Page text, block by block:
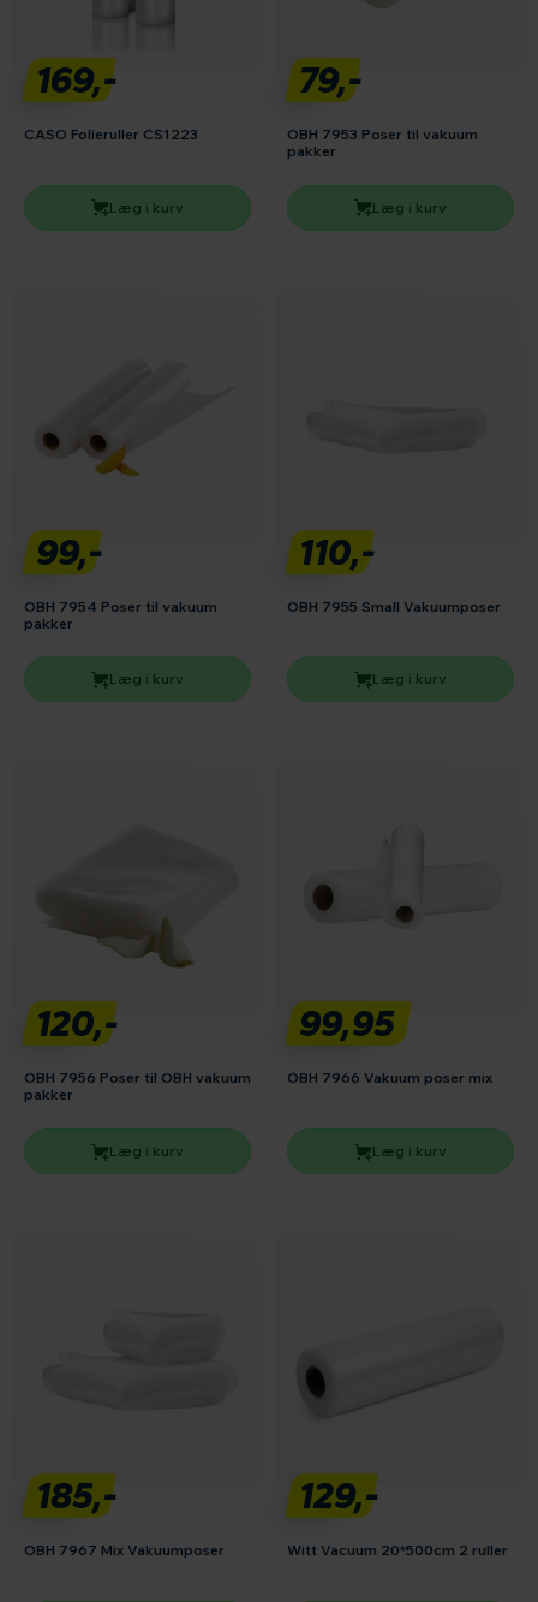
169,-
CASO Folieruller CS1223
Læg i kurv
79,-
OBH 7953 Poser til vakuum
pakker
Læg i kurv
99,-
OBH 7954 Poser til vakuum
pakker
Læg i kurv
110,-
OBH 7955 Small Vakuumposer
Læg i kurv
120,-
OBH 7956 Poser til OBH vakuum
pakker
Læg i kurv
99,95
OBH 7966 Vakuum poser mix
Læg i kurv
185,-
OBH 7967 Mix Vakuumposer
129,-
Witt Vacuum 20*500cm 2 ruller